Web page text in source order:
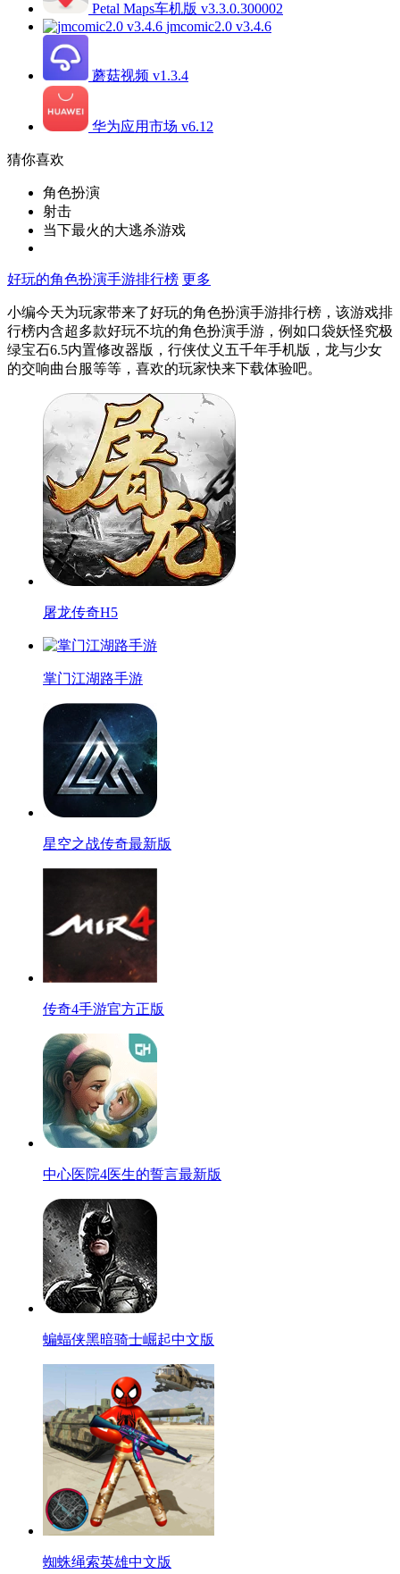
Petal Maps车机版 v3.3.0.300002
jmcomic2.0 v3.4.6
蘑菇视频 v1.3.4
华为应用市场 v6.12
猜你喜欢
角色扮演
射击
当下最火的大逃杀游戏
好玩的角色扮演手游排行榜 更多
小编今天为玩家带来了好玩的角色扮演手游排行榜，该游戏排
行榜内含超多款好玩不坑的角色扮演手游，例如口袋妖怪究极
绿宝石6.5内置修改器版，行侠仗义五千年手机版，龙与少女
的交响曲台服等等，喜欢的玩家快来下载体验吧。
屠龙传奇H5
掌门江湖路手游
星空之战传奇最新版
传奇4手游官方正版
中心医院4医生的誓言最新版
蝙蝠侠黑暗骑士崛起中文版
蜘蛛绳索英雄中文版